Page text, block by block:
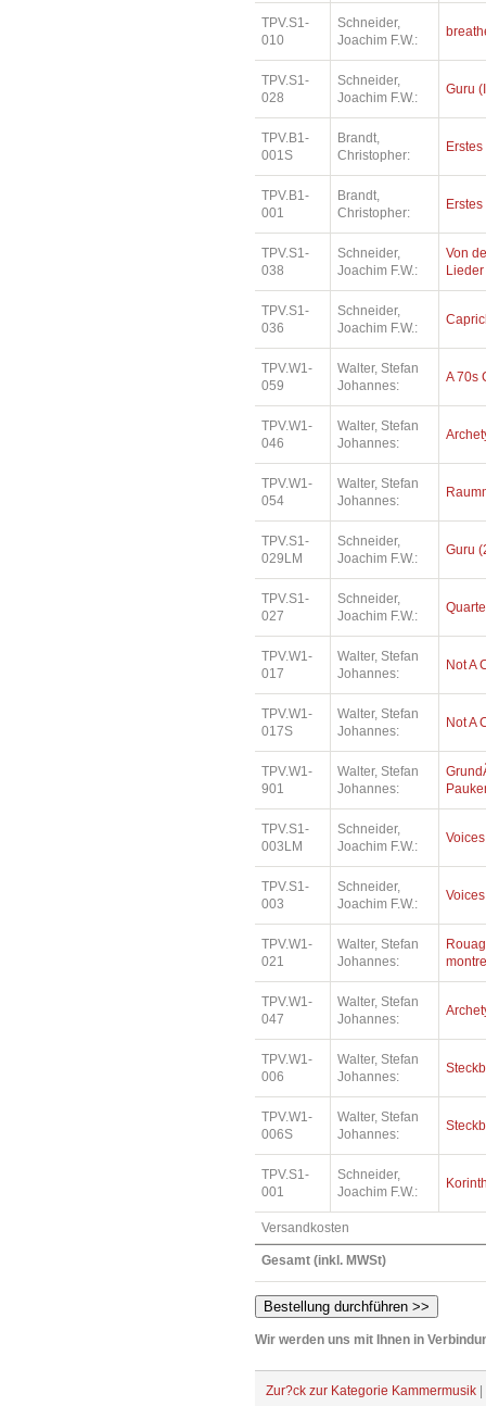
TPV.S1-
010
Schneider,
Joachim F.W.:
TPV.S1-
028
Schneider,
Joachim F.W.:
Guru
TPV.B1-
001S
Brandt,
Christopher:
TPV.B1-
001
Brandt,
Christopher:
TPV.S1-
038
Schneider,
Joachim F.W.:
Von
Lieder
TPV.S1-
036
Schneider,
Joachim F.W.:
TPV.W1-
059
Walter, Stefan
Johannes:
A 70s
TPV.W1-
046
Walter, Stefan
Johannes:
TPV.W1-
054
Walter, Stefan
Johannes:
TPV.S1-
029LM
Schneider,
Joachim F.W.:
Guru
TPV.S1-
027
Schneider,
Joachim F.W.:
TPV.W1-
017
Walter, Stefan
Johannes:
Not A
TPV.W1-
017S
Walter, Stefan
Johannes:
Not A
TPV.W1-
901
Walter, Stefan
Johannes:
TPV.S1-
003LM
Schneider,
Joachim F.W.:
Voices
TPV.S1-
003
Schneider,
Joachim F.W.:
Voices
TPV.W1-
021
Walter, Stefan
Johannes:
montre
TPV.W1-
047
Walter, Stefan
Johannes:
TPV.W1-
006
Walter, Stefan
Johannes:
TPV.W1-
006S
Walter, Stefan
Johannes:
TPV.S1-
001
Schneider,
Joachim F.W.:
Versandkosten
Gesamt (inkl. MWSt)
Wir werden uns mit Ihnen in
Zur?ck zur Kategorie Kammermusik